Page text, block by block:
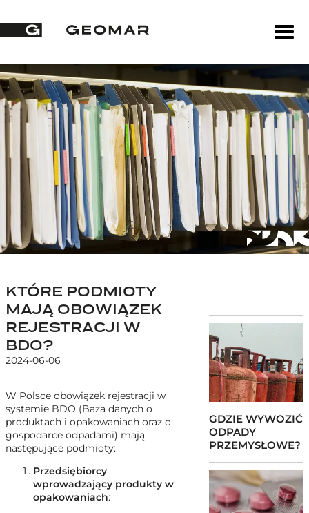
KTÓRE PODMIOTY
MAJĄ OBOWIĄZEK
REJESTRACJI W
BDO?
2024-06-06
W Polsce obowiązek rejestracji w
systemie BDO (Baza danych o
produktach i opakowaniach oraz o
gospodarce odpadami) mają
następujące podmioty:
Przedsiębiorcy
wprowadzający produkty w
opakowaniach:
GDZIE WYWOZIĆ
ODPADY
PRZEMYSŁOWE?